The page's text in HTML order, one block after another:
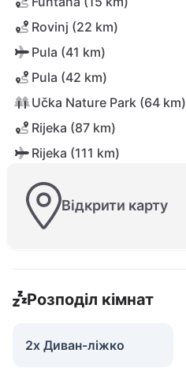
Rovinj (22 km)
Pula (41 km)
Pula (42 km)
Učka Nature Park (64 km)
Rijeka (87 km)
Rijeka (111 km)
Відкрити карту
Розподіл кімнат
2x Диван-ліжко